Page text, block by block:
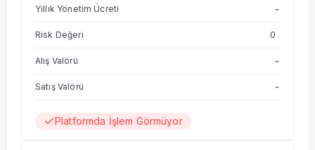
Yıllık Yönetim Ücreti -
Risk Değeri 0
Alış Valörü -
Satış Valörü -
Platformda İşlem Görmüyor